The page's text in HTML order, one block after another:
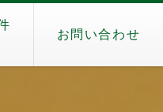
お問い合わせ